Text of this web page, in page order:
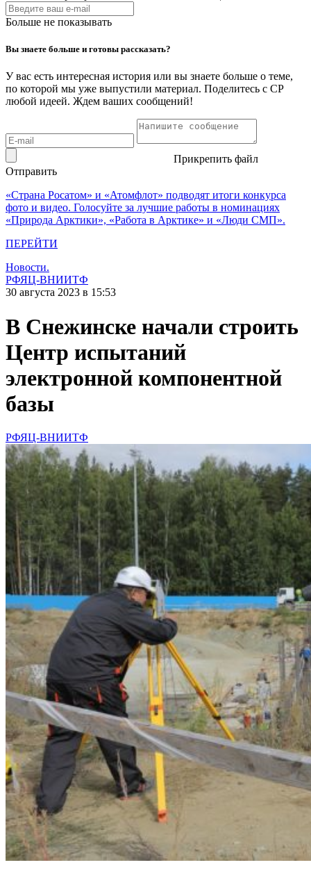
Больше не показывать
Вы знаете больше и готовы рассказать?
У вас есть интересная история или вы знаете больше о теме,
по которой мы уже выпустили материал. Поделитесь с СР
любой идеей. Ждем ваших сообщений!
Прикрепить файл
Отправить
«Страна Росатом» и «Атомфлот» подводят итоги конкурса
фото и видео. Голосуйте за лучшие работы в номинациях
«Природа Арктики», «Работа в Арктике» и «Люди СМП».
ПЕРЕЙТИ
Новости.
РФЯЦ-ВНИИТФ
30 августа 2023 в 15:53
В Снежинске начали строить
Центр испытаний
электронной компонентной
базы
РФЯЦ-ВНИИТФ